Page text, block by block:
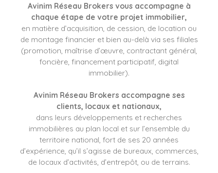
Avinim Réseau Brokers vous accompagne à
chaque étape de votre projet immobilier,
en matière d’acquisition, de cession, de location ou
de montage financier et bien au-delà via ses filiales
(promotion, maîtrise d’œuvre, contractant général,
foncière, financement participatif, digital
immobilier).
Avinim Réseau Brokers accompagne ses
clients, locaux et nationaux,
dans leurs développements et recherches
immobilières au plan local et sur l’ensemble du
territoire national, fort de ses 20 années
d’expérience, qu’il s’agisse de bureaux, commerces,
de locaux d’activités, d’entrepôt, ou de terrains.